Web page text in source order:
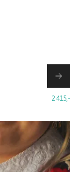
2 415,-